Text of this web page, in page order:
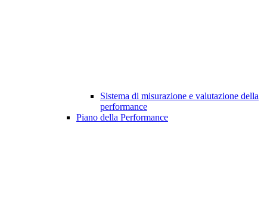
Sistema di misurazione e valutazione della
performance
Piano della Performance